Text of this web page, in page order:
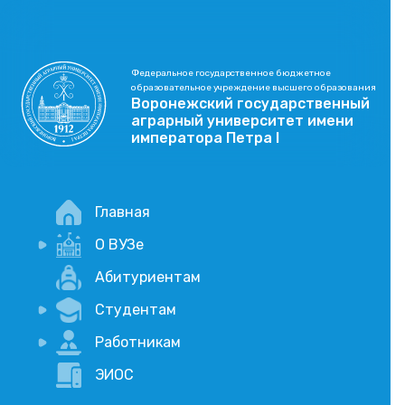
Федеральное государственное бюджетное
образовательное учреждение высшего образования
Воронежский государственный
аграрный университет имени
императора Петра I
Главная
О ВУЗе
Новости
Учебный процесс
Научная деятельность
Абитуриентам
Студентам
Портал дистанционого обучения
Академические отпуска
Работникам
Внимание, опрос!
ЭИОС